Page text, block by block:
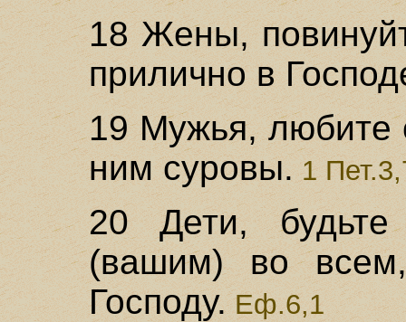
18 Жены,
прилично в
19 Мужья, любите
ним суровы. 1
20 Дети,
(вашим) во
Господу.Еф.6,1